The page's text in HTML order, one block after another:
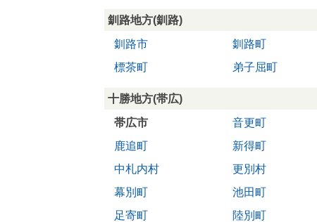
釧路地方(釧路)
釧路市
釧路町
標茶町
弟子屈町
十勝地方(帯広)
帯広市
音更町
鹿追町
新得町
中札内村
更別村
幕別町
池田町
足寄町
陸別町